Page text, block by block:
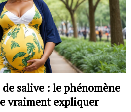
de salive : le phénomène
vraiment expliquer